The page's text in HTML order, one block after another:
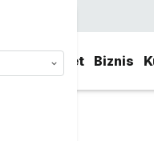
Svet Biznis